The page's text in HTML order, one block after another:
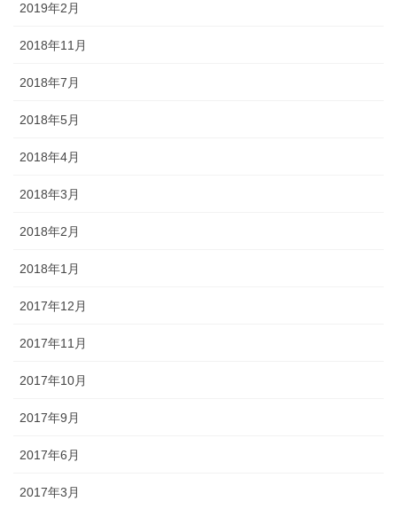
2019年2月
2018年11月
2018年7月
2018年5月
2018年4月
2018年3月
2018年2月
2018年1月
2017年12月
2017年11月
2017年10月
2017年9月
2017年6月
2017年3月